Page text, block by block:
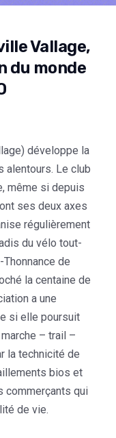
Vallage,
du monde
développe la
Le club
même si depuis
ses deux axes
régulièrement
du vélo tout-
Thonnance de
la centaine de
a une
si elle poursuit
marche – trail –
la technicité de
bios et
commerçants qui
de vie.